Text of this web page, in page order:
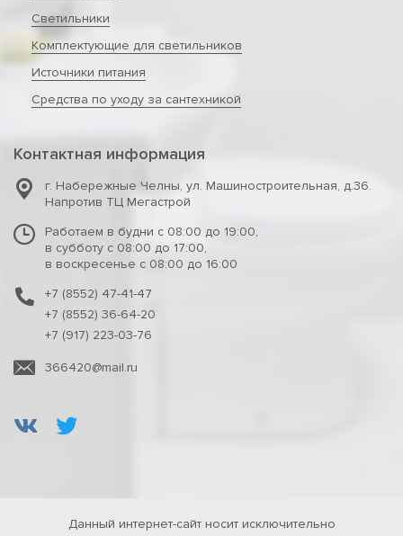
Светильники
Комплектующие для светильников
Источники питания
Средства по уходу за сантехникой
Контактная информация
г. Набережные Челны, ул. Машиностроительная, д.36.
Напротив ТЦ Мегастрой
Работаем в будни с 08:00 до 19:00,
в субботу с 08:00 до 17:00,
в воскресенье с 08:00 до 16:00
+7 (8552) 47-41-47
+7 (8552) 36-64-20
+7 (917) 223-03-76
366420@mail.ru
Данный интернет-сайт носит исключительно